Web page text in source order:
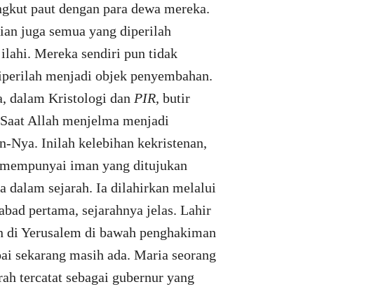
paut dengan para dewa mereka.
juga semua yang diperilah
ilahi. Mereka sendiri pun tidak
menjadi objek penyembahan.
dalam Kristologi dan PIR, butir
Allah menjelma menjadi
Nya. Inilah kelebihan kekristenan,
iman yang ditujukan
dalam sejarah. Ia dilahirkan melalui
pertama, sejarahnya jelas. Lahir
Yerusalem di bawah penghakiman
sekarang masih ada. Maria seorang
tercatat sebagai gubernur yang